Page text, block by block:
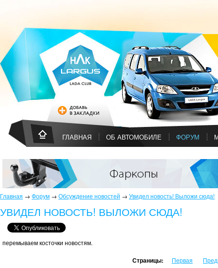
ГЛАВНАЯ ОБ АВТОМОБИЛЕ ФОРУМ
Главная → Форум → Обсуждение новостей → Увидел новость! Выложи сюда!
УВИДЕЛ НОВОСТЬ! ВЫЛОЖИ СЮДА!
перемываем косточки новостям.
Страницы: Первая